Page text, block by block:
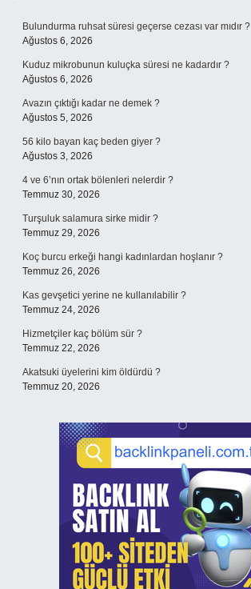
Bulundurma ruhsat süresi geçerse cezası var mıdır ?
Ağustos 6, 2026
Kuduz mikrobunun kuluçka süresi ne kadardır ?
Ağustos 6, 2026
Avazın çıktığı kadar ne demek ?
Ağustos 5, 2026
56 kilo bayan kaç beden giyer ?
Ağustos 3, 2026
4 ve 6’nın ortak bölenleri nelerdir ?
Temmuz 30, 2026
Turşuluk salamura sirke midir ?
Temmuz 29, 2026
Koç burcu erkeği hangi kadınlardan hoşlanır ?
Temmuz 26, 2026
Kas gevşetici yerine ne kullanılabilir ?
Temmuz 24, 2026
Hizmetçiler kaç bölüm sür ?
Temmuz 22, 2026
Akatsuki üyelerini kim öldürdü ?
Temmuz 20, 2026